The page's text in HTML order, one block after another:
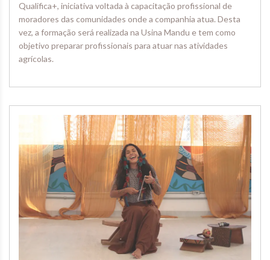
Qualifica+, iniciativa voltada à capacitação profissional de
moradores das comunidades onde a companhia atua. Desta
vez, a formação será realizada na Usina Mandu e tem como
objetivo preparar profissionais para atuar nas atividades
agrícolas.